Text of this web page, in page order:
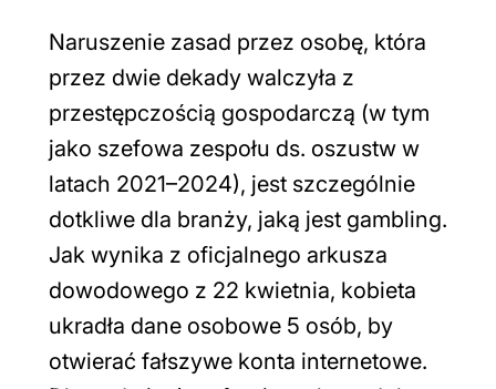
Naruszenie zasad przez osobę, która
przez dwie dekady walczyła z
przestępczością gospodarczą (w tym
jako szefowa zespołu ds. oszustw w
latach 2021–2024), jest szczególnie
dotkliwe dla branży, jaką jest gambling.
Jak wynika z oficjalnego arkusza
dowodowego z 22 kwietnia, kobieta
ukradła dane osobowe 5 osób, by
otwierać fałszywe konta internetowe.